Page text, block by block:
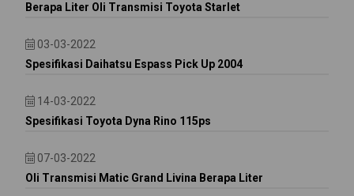
Berapa Liter Oli Transmisi Toyota Starlet
03-03-2022
Spesifikasi Daihatsu Espass Pick Up 2004
14-03-2022
Spesifikasi Toyota Dyna Rino 115ps
07-03-2022
Oli Transmisi Matic Grand Livina Berapa Liter